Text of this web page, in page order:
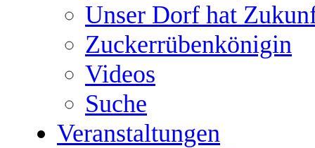
Unser Dorf hat
Zuckerrübenkönigin
Videos
Suche
Veranstaltungen